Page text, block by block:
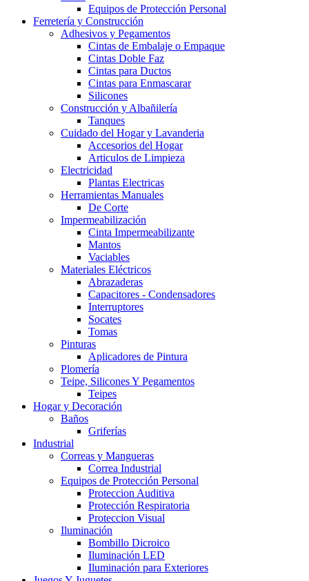
Equipos de Protección Personal
Ferretería y Construcción
Adhesivos y Pegamentos
Cintas de Embalaje o Empaque
Cintas Doble Faz
Cintas para Ductos
Cintas para Enmascarar
Silicones
Construcción y Albañilería
Tanques
Cuidado del Hogar y Lavanderia
Accesorios del Hogar
Articulos de Limpieza
Electricidad
Plantas Electricas
Herramientas Manuales
De Corte
Impermeabilización
Cinta Impermeabilizante
Mantos
Vaciables
Materiales Eléctricos
Abrazaderas
Capacitores - Condensadores
Interruptores
Socates
Tomas
Pinturas
Aplicadores de Pintura
Plomería
Teipe, Silicones Y Pegamentos
Teipes
Hogar y Decoración
Baños
Griferías
Industrial
Correas y Mangueras
Correa Industrial
Equipos de Protección Personal
Proteccion Auditiva
Protección Respiratoria
Proteccion Visual
Iluminación
Bombillo Dicroico
Iluminación LED
Iluminación para Exteriores